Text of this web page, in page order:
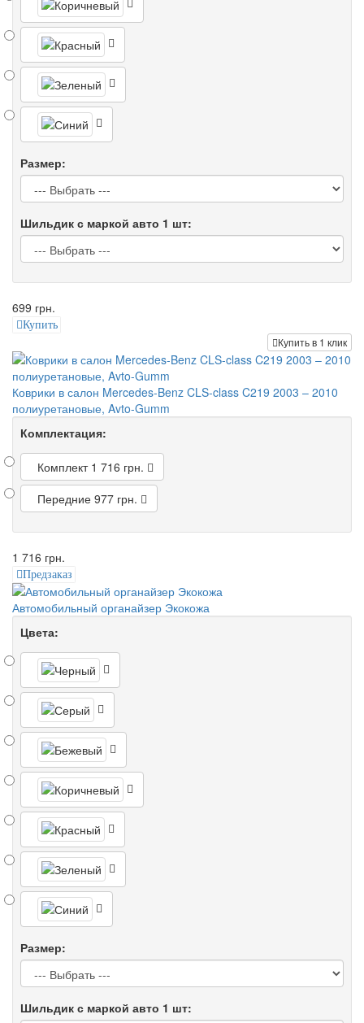
Размер:
Шильдик с маркой авто 1 шт:
699 грн.
Купить
Купить в 1 клик
Коврики в салон Mercedes-Benz CLS-class C219 2003 – 2010
полиуретановые, Avto-Gumm
Комплектация:
Комплект 1 716 грн.
Передние 977 грн.
1 716 грн.
Предзаказ
Автомобильный органайзер Экокожа
Цвета:
Размер:
Шильдик с маркой авто 1 шт: